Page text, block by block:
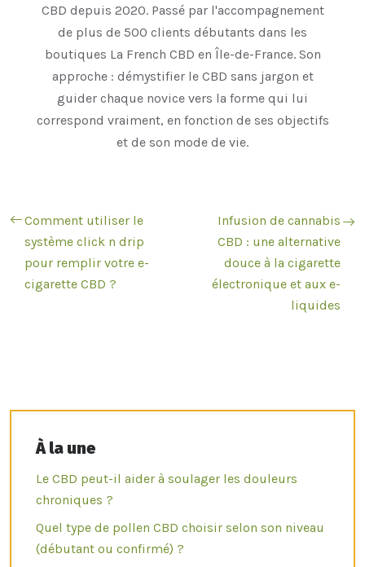
CBD depuis 2020. Passé par l'accompagnement
de plus de 500 clients débutants dans les
boutiques La French CBD en Île-de-France. Son
approche : démystifier le CBD sans jargon et
guider chaque novice vers la forme qui lui
correspond vraiment, en fonction de ses objectifs
et de son mode de vie.
Comment utiliser le
système click n drip
pour remplir votre e-
cigarette CBD ?
Infusion de cannabis
CBD : une alternative
douce à la cigarette
électronique et aux e-
liquides
À la une
Le CBD peut-il aider à soulager les douleurs
chroniques ?
Quel type de pollen CBD choisir selon son niveau
(débutant ou confirmé) ?